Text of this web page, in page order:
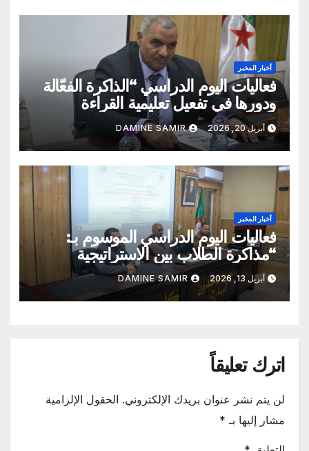
أخبار المخبر
فعاليات اليوم الدراسي “الذاكرة الفعّالة
ودورها في تفعيل تعليمية القراءة
السريعة والقراءة التصويرية”
أبريل 20, 2026 DAMINE SAMIR
أخبار المخبر
فعاليات اليوم الدراسي الموسوم بـ:
“مذاكرة الطلاب بين الاستراتيجية
العلمية الواعية والتقليد الاعتباطي”
أبريل 13, 2026 DAMINE SAMIR
اترك تعليقاً
لن يتم نشر عنوان بريدك الإلكتروني. الحقول الإلزامية
مشار إليها بـ *